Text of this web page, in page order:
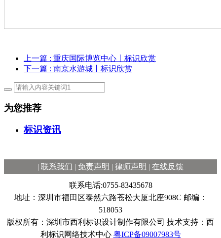
上一篇 : 重庆国际博览中心丨标识欣赏
下一篇 : 南京水游城丨标识欣赏
为您推荐
标识资讯
| 联系我们 | 免责声明 | 律师声明 | 在线反馈
联系电话:0755-83435678
地址：深圳市福田区泰然六路苍松大厦北座908C 邮编：
518053
版权所有：深圳市西利标识设计制作有限公司 技术支持：西
利标识网络技术中心 粤ICP备09007983号